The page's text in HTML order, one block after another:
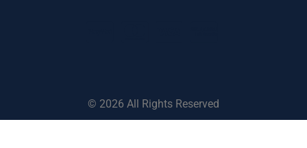
© 2026 All Rights Reserved